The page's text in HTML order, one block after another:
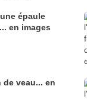
épaule
en images
de veau... en